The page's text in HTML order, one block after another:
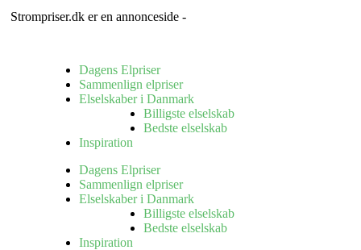
Strompriser.dk er en annonceside -
Dagens Elpriser
Sammenlign elpriser
Elselskaber i Danmark
Billigste elselskab
Bedste elselskab
Inspiration
Dagens Elpriser
Sammenlign elpriser
Elselskaber i Danmark
Billigste elselskab
Bedste elselskab
Inspiration